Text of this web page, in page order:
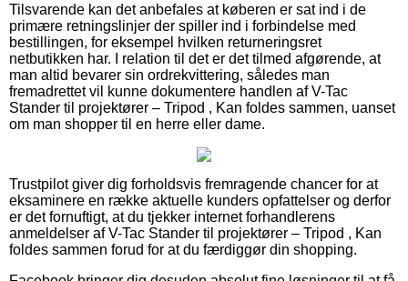
Tilsvarende kan det anbefales at køberen er sat ind i de
primære retningslinjer der spiller ind i forbindelse med
bestillingen, for eksempel hvilken returneringsret
netbutikken har. I relation til det er det tilmed afgørende, at
man altid bevarer sin ordrekvittering, således man
fremadrettet vil kunne dokumentere handlen af V-Tac
Stander til projektører – Tripod , Kan foldes sammen, uanset
om man shopper til en herre eller dame.
Trustpilot giver dig forholdsvis fremragende chancer for at
eksaminere en række aktuelle kunders opfattelser og derfor
er det fornuftigt, at du tjekker internet forhandlerens
anmeldelser af V-Tac Stander til projektører – Tripod , Kan
foldes sammen forud for at du færdiggør din shopping.